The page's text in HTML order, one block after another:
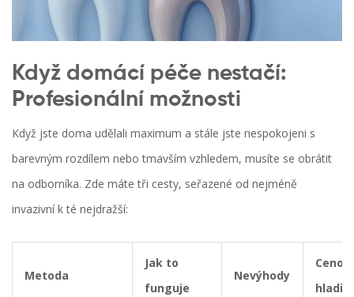
Když domácí péče nestačí:
Profesionální možnosti
Když jste doma udělali maximum a stále jste nespokojeni s
barevným rozdílem nebo tmavším vzhledem, musíte se obrátit
na odborníka. Zde máte tři cesty, seřazené od nejméně
invazivní k té nejdražší:
Metoda
Jak to
funguje
Nevýhody